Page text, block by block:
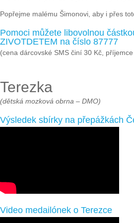
Popřejme malému Šimonovi, aby i přes
Pomoci můžete libovolnou
ZIVOTDETEM na číslo 87777
(cena dárcovské SMS činí 30 Kč,
Terezka
(dětská mozková obrna – DMO)
Výsledek sbírky na přepážkách
Video medailónek o Terezce